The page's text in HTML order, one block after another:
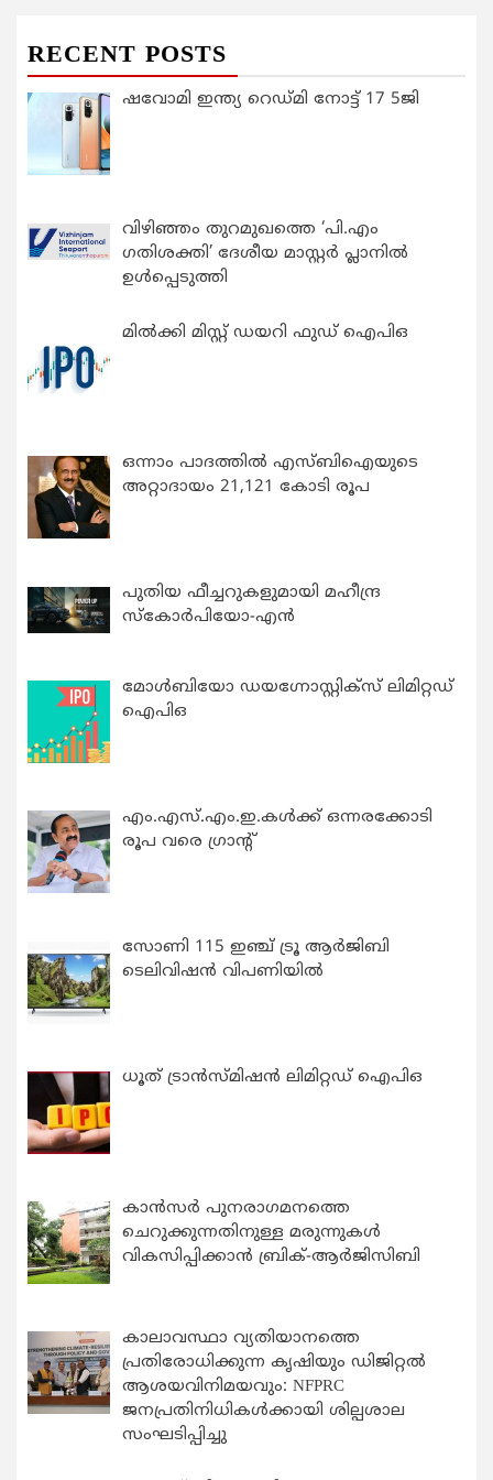
RECENT POSTS
ഷവോമി ഇന്ത്യ റെഡ്മി നോട്ട് 17 5ജി
വിഴിഞ്ഞം തുറമുഖത്തെ ‘പി.എം
ഗതിശക്തി’ ദേശീയ മാസ്റ്റർ പ്ലാനിൽ
ഉൾപ്പെടുത്തി
മിൽക്കി മിസ്റ്റ് ഡയറി ഫുഡ് ഐപിഒ
ഒന്നാം പാദത്തിൽ എസ്ബിഐയുടെ
അറ്റാദായം 21,121 കോടി രൂപ
പുതിയ ഫീച്ചറുകളുമായി മഹീന്ദ്ര
സ്കോർപിയോ-എൻ
മോൾബിയോ ഡയഗ്നോസ്റ്റിക്സ് ലിമിറ്റഡ്
ഐപിഒ
എം.എസ്.എം.ഇ.കൾക്ക് ഒന്നരക്കോടി
രൂപ വരെ ഗ്രാന്റ്
സോണി 115 ഇഞ്ച് ട്രൂ ആർജിബി
ടെലിവിഷൻ വിപണിയിൽ
ധൂത് ട്രാൻസ്മിഷൻ ലിമിറ്റഡ് ഐപിഒ
കാന്‍സര്‍ പുനരാഗമനത്തെ
ചെറുക്കുന്നതിനുള്ള മരുന്നുകള്‍
വികസിപ്പിക്കാന്‍ ബ്രിക്-ആര്‍ജിസിബി
കാലാവസ്ഥാ വ്യതിയാനത്തെ
പ്രതിരോധിക്കുന്ന കൃഷിയും ഡിജിറ്റൽ
ആശയവിനിമയവും: NFPRC
ജനപ്രതിനിധികൾക്കായി ശില്പശാല
സംഘടിപ്പിച്ചു